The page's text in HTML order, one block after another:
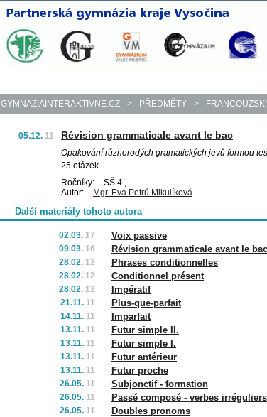
GYMNAZIAINTERAKTIVNE.CZ > PŘEDMĚTY >
05.12. 11 Révision grammaticale avant le bac
Opakování různorodých gramatických jevů formou
25 otázek
Ročníky:
SŠ 4.,
Autor:
Mgr. Eva Petrů Mikulíková
Další materiály tohoto autora
02.03. 17 Voix passive
09.03. 16 Révision grammaticale avant le bac
28.02. 12 Phrases conditionnelles
28.02. 12 Conditionnel présent
28.02. 12 Impératif
21.11. 11 Plus-que-parfait
14.11. 11 Imparfait
13.11. 11 Futur simple II.
13.11. 11 Futur simple I.
13.11. 11 Futur antérieur
13.11. 11 Futur proche
26.05. 11 Subjonctif - formation
26.05. 11 Passé composé - verbes irréguliers
26.05. 11 Doubles pronoms